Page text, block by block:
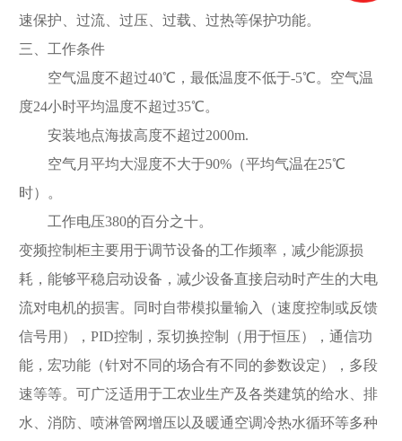
速保护、过流、过压、过载、过热等保护功能。
三、工作条件
空气温度不超过40℃，最低温度不低于-5℃。空气温
度24小时平均温度不超过35℃。
安装地点海拔高度不超过2000m.
空气月平均大湿度不大于90%（平均气温在25℃
时）。
工作电压380的百分之十。
变频控制柜主要用于调节设备的工作频率，减少能源损
耗，能够平稳启动设备，减少设备直接启动时产生的大电
流对电机的损害。同时自带模拟量输入（速度控制或反馈
信号用），PID控制，泵切换控制（用于恒压），通信功
能，宏功能（针对不同的场合有不同的参数设定），多段
速等等。可广泛适用于工农业生产及各类建筑的给水、排
水、消防、喷淋管网增压以及暖通空调冷热水循环等多种